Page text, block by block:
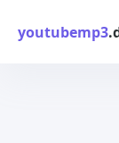
youtubemp3